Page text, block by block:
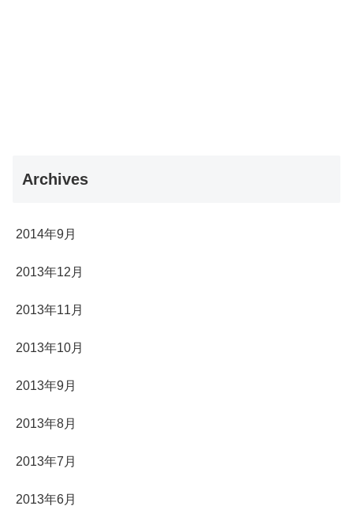
Archives
2014年9月
2013年12月
2013年11月
2013年10月
2013年9月
2013年8月
2013年7月
2013年6月